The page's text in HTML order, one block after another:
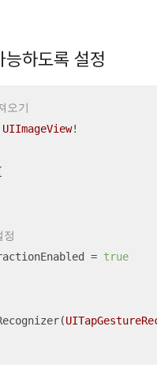
하도록 설정
오기
UIImageView!
= true